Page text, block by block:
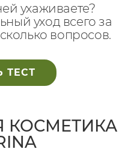
ухаживаете?
уход всего за
вопросов.
ТЕСТ
КОСМЕТИКА